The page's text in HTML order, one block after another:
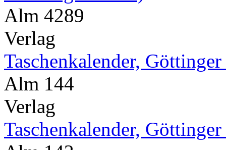
Alm 4289
Verlag
Taschenkalender,
Alm 144
Verlag
Taschenkalender,